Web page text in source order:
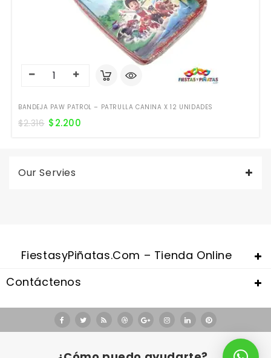
BANDEJA PAW PATROL – PATRULLA CANINA X 12 UNIDADES
$2.316 $2.200
Our Servies
FiestasyPiñatas.com – Tienda Online
Contáctenos
Valentine's Day is coming, it's time to prepare all kinds of gifts,
replica watches ukare a good choice.